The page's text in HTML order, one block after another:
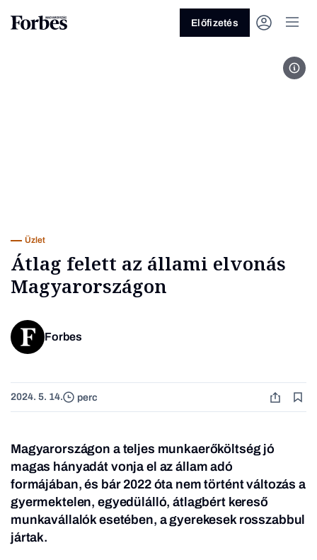
Előfizetés
Üzlet
Átlag felett az állami elvonás
Magyarországon
Forbes
2024. 5. 14. perc
Magyarországon a teljes munkaerőköltség jó
magas hányadát vonja el az állam adó
formájában, és bár 2022 óta nem történt változás a
gyermektelen, egyedülálló, átlagbért kereső
munkavállalók esetében, a gyerekesek rosszabbul
jártak.